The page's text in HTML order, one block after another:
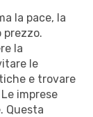
la pace, la
prezzo.
la
le
e trovare
imprese
Questa